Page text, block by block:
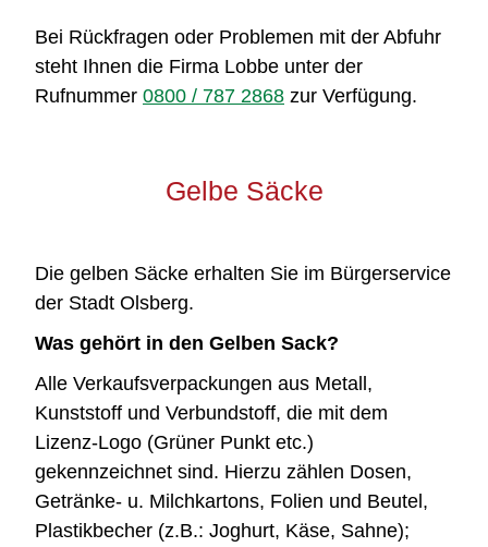
Bei Rückfragen oder Problemen mit der Abfuhr
steht Ihnen die Firma Lobbe unter der
Rufnummer 0800 / 787 2868 zur Verfügung.
Gelbe Säcke
Die gelben Säcke erhalten Sie im Bürgerservice
der Stadt Olsberg.
Was gehört in den Gelben Sack?
Alle Verkaufsverpackungen aus Metall,
Kunststoff und Verbundstoff, die mit dem
Lizenz-Logo (Grüner Punkt etc.)
gekennzeichnet sind. Hierzu zählen Dosen,
Getränke- u. Milchkartons, Folien und Beutel,
Plastikbecher (z.B.: Joghurt, Käse, Sahne);